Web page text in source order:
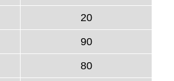
20
90
80